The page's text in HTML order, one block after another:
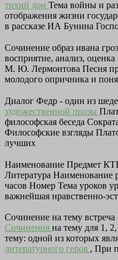
тихий дон Тема войны и
отображения жизни
в рассказе ИА Бунина
Сочинение образ ивана
восприятие, анализ,
М. Ю. Лермонтова Песня
молодого опричника и
Диалог Федр - один из
художественной прозы
философская беседа
Философские взгляды
лучших
Наименование Предмет
Литература Наименование
часов Номер Тема уроков
важнейшая нравственно-
Сочинение на тему
Сочинения на тему для 1,
тему: одной из которых
литературного героя , При